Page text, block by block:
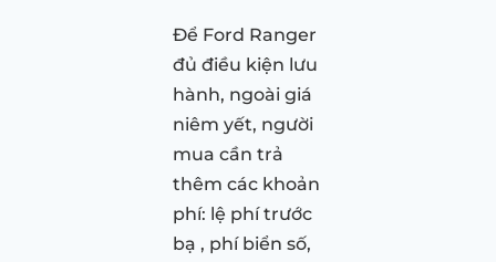
Để Ford Ranger
đủ điều kiện lưu
hành, ngoài giá
niêm yết, người
mua cần trả
thêm các khoản
phí: lệ phí trước
bạ , phí biển số,